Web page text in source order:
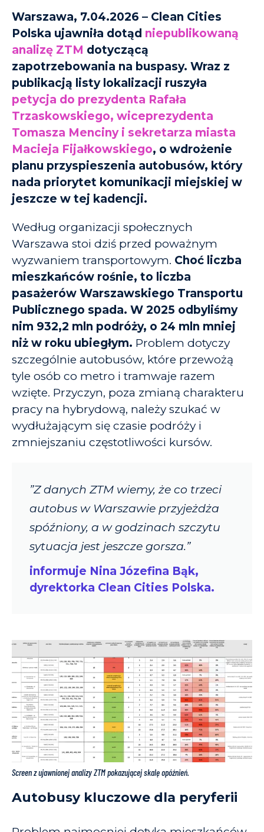
Warszawa, 7.04.2026 – Clean Cities
Polska ujawniła dotąd niepublikowaną
analizę ZTM dotyczącą
zapotrzebowania na buspasy. Wraz z
publikacją listy lokalizacji ruszyła
petycja do prezydenta Rafała
Trzaskowskiego, wiceprezydenta
Tomasza Menciny i sekretarza miasta
Macieja Fijałkowskiego, o wdrożenie
planu przyspieszenia autobusów, który
nada priorytet komunikacji miejskiej w
jeszcze w tej kadencji.
Według organizacji społecznych
Warszawa stoi dziś przed poważnym
wyzwaniem transportowym. Choć liczba
mieszkańców rośnie, to liczba
pasażerów Warszawskiego Transportu
Publicznego spada. W 2025 odbyliśmy
nim 932,2 mln podróży, o 24 mln mniej
niż w roku ubiegłym. Problem dotyczy
szczególnie autobusów, które przewożą
tyle osób co metro i tramwaje razem
wzięte. Przyczyn, poza zmianą charakteru
pracy na hybrydową, należy szukać w
wydłużającym się czasie podróży i
zmniejszaniu częstotliwości kursów.
”Z danych ZTM wiemy, że co trzeci
autobus w Warszawie przyjeżdża
spóźniony, a w godzinach szczytu
sytuacja jest jeszcze gorsza.”
informuje Nina Józefina Bąk,
dyrektorka Clean Cities Polska.
Screen z ujawnionej analizy ZTM pokazującej skalę opóźnień.
Autobusykluczowe dla peryferii